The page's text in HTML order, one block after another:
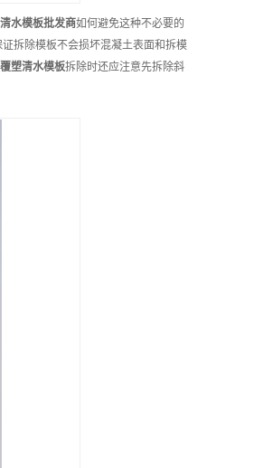
水模板批发商如何避免这种不必要的
拆除模板不会损坏混凝土表面和拆模
覆塑清水模板拆除时还应注意先拆除斜